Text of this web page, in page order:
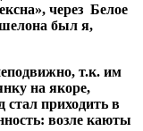
через Белое
был я,
т.к. им
на якоре,
стал приходить в
возле каюты